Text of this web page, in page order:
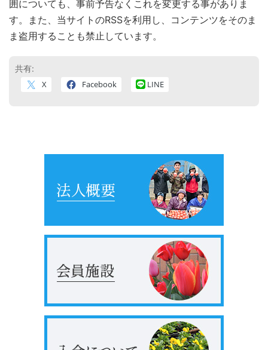
囲についても、事前予告なくこれを変更する事がありま
す。また、当サイトのRSSを利用し、コンテンツをそのま
ま盗用することも禁止しています。
共有:
X Facebook LINE